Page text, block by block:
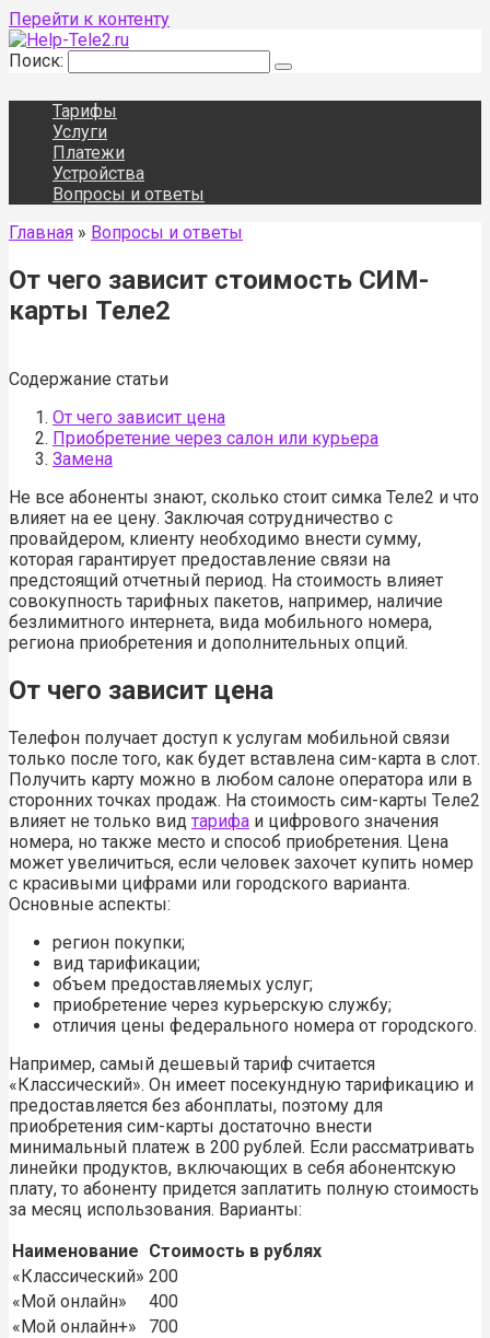
Перейти к контенту
Поиск:
Тарифы
Услуги
Платежи
Устройства
Вопросы и ответы
Главная » Вопросы и ответы
От чего зависит стоимость СИМ-
карты Теле2
Содержание статьи
От чего зависит цена
Приобретение через салон или курьера
Замена
Не все абоненты знают, сколько стоит симка Теле2 и что
влияет на ее цену. Заключая сотрудничество с
провайдером, клиенту необходимо внести сумму,
которая гарантирует предоставление связи на
предстоящий отчетный период. На стоимость влияет
совокупность тарифных пакетов, например, наличие
безлимитного интернета, вида мобильного номера,
региона приобретения и дополнительных опций.
От чего зависит цена
Телефон получает доступ к услугам мобильной связи
только после того, как будет вставлена сим-карта в слот.
Получить карту можно в любом салоне оператора или в
сторонних точках продаж. На стоимость сим-карты Теле2
влияет не только вид тарифа и цифрового значения
номера, но также место и способ приобретения. Цена
может увеличиться, если человек захочет купить номер
с красивыми цифрами или городского варианта.
Основные аспекты:
регион покупки;
вид тарификации;
объем предоставляемых услуг;
приобретение через курьерскую службу;
отличия цены федерального номера от городского.
Например, самый дешевый тариф считается
«Классический». Он имеет посекундную тарификацию и
предоставляется без абонплаты, поэтому для
приобретения сим-карты достаточно внести
минимальный платеж в 200 рублей. Если рассматривать
линейки продуктов, включающих в себя абонентскую
плату, то абоненту придется заплатить полную стоимость
за месяц использования. Варианты:
Наименование Стоимость в рублях
«Классический» 200
«Мой онлайн»
400
«Мой онлайн+»
700